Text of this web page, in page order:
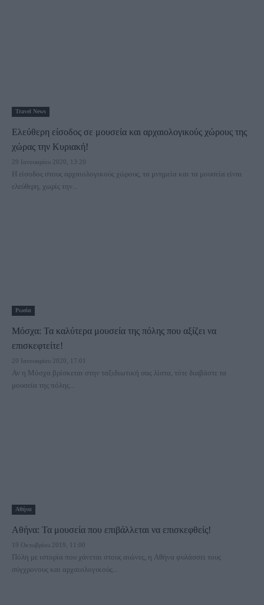
Travel News
Ελεύθερη είσοδος σε μουσεία και αρχαιολογικούς χώρους της
χώρας την Κυριακή!
29 Ιανουαρίου 2020, 13:20
Η είσοδος στους αρχαιολογικούς χώρους, τα μνημεία και τα μουσεία είναι
ελεύθερη, χωρίς την...
Ρωσία
Μόσχα: Τα καλύτερα μουσεία της πόλης που αξίζει να
επισκεφτείτε!
20 Ιανουαρίου 2020, 17:01
Αν η Μόσχα βρίσκεται στην ταξιδιωτική σας λίστα, τότε διαβάστε τα
μουσεία της πόλης...
Αθήνα
Αθήνα: Τα μουσεία που επιβάλλεται να επισκεφθείς!
19 Οκτωβρίου 2019, 11:00
Πόλη με ιστορία που χάνεται στους αιώνες, η Αθήνα φυλάσσει τους
σύγχρονους και αρχαιολογικούς...